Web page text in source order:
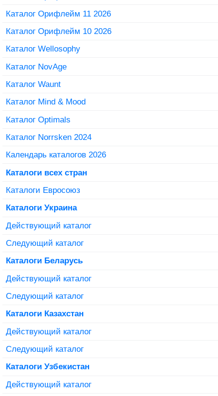
Каталог Орифлейм 11 2026
Каталог Орифлейм 10 2026
Каталог Wellosophy
Каталог NovAge
Каталог Waunt
Каталог Mind & Mood
Каталог Optimals
Каталог Norrsken 2024
Календарь каталогов 2026
Каталоги всех стран
Каталоги Евросоюз
Каталоги Украина
Действующий каталог
Следующий каталог
Каталоги Беларусь
Действующий каталог
Следующий каталог
Каталоги Казахстан
Действующий каталог
Следующий каталог
Каталоги Узбекистан
Действующий каталог